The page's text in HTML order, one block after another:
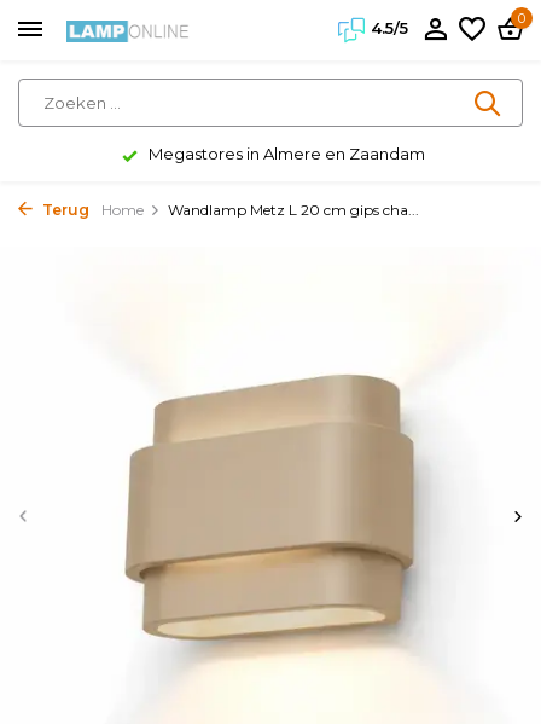
4.5/5
0
Megastores in Almere en Zaandam
Terug Home Wandlamp Metz L 20 cm gips cha...